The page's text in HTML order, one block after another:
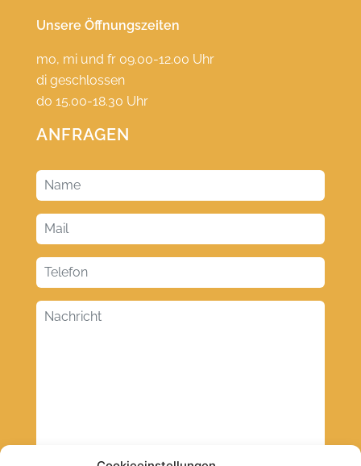
Unsere Öffnungszeiten
mo, mi und fr 09.00-12.00 Uhr
di geschlossen
do 15.00-18.30 Uhr
ANFRAGEN